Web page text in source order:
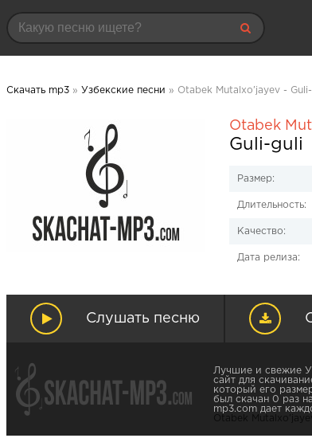
Скачать mp3 » Узбекские песни » Otabek Mutalxo'jayev -
Otabek
Guli-guli
Размер:
Длительность:
Качество:
Дата релиза:
Слушать песню
Лучшие и свежие
сайт для
который его
был скачан 0 раз
mp3.com дает
Otabek Mutalxo'jayev